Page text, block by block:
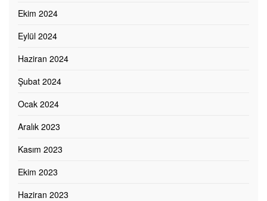
Ekim 2024
Eylül 2024
Haziran 2024
Şubat 2024
Ocak 2024
Aralık 2023
Kasım 2023
Ekim 2023
Haziran 2023